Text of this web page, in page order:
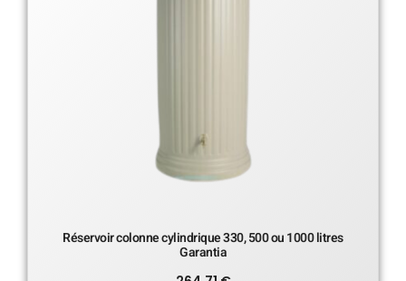
Réservoir colonne cylindrique 330, 500 ou 1000 litres
Garantia